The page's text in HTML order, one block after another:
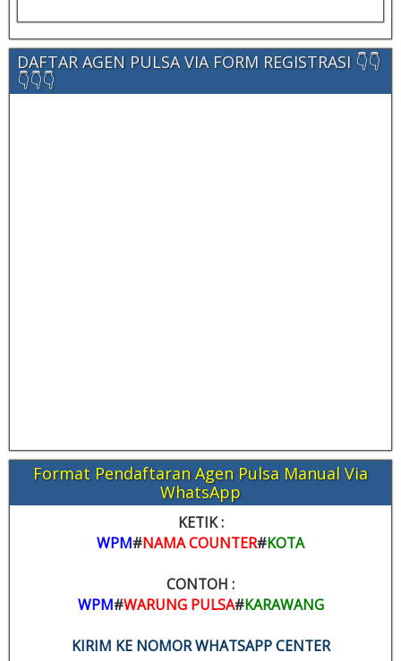
DAFTAR AGEN PULSA VIA FORM REGISTRASI 👇👇
👇👇👇
Format Pendaftaran Agen Pulsa Manual Via
WhatsApp
KETIK :
WPM#NAMA COUNTER#KOTA
CONTOH :
WPM#WARUNG PULSA#KARAWANG
KIRIM KE NOMOR WHATSAPP CENTER